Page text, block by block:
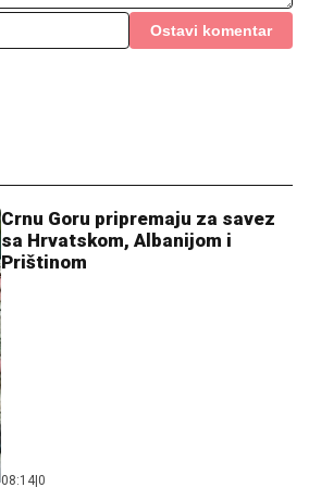
Ostavi komentar
Crnu Goru pripremaju za savez
sa Hrvatskom, Albanijom i
Prištinom
08:14 0